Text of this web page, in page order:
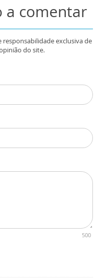
a comentar
responsabilidade exclusiva de
do site.
500